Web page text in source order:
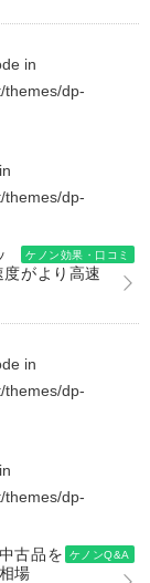
in
themes/dp-
themes/dp-
ケノン効果・口コミ
がより高速
in
themes/dp-
themes/dp-
ケノンQ&A
古品を
場